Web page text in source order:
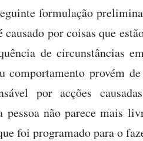
formulação
por coisas que
de circunstâncias
comportamento provém
por acções
pessoa não parece mais
foi programado para o